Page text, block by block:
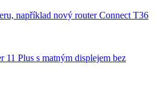
například nový router Connect T36
Plus s matným displejem bez